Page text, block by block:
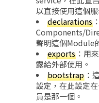
以直接使用這個服
declarations
Components/
聲明這個Module
exports ：用
露給外部使用。
bootstrap ：
設定，在此設定
員是那一個。